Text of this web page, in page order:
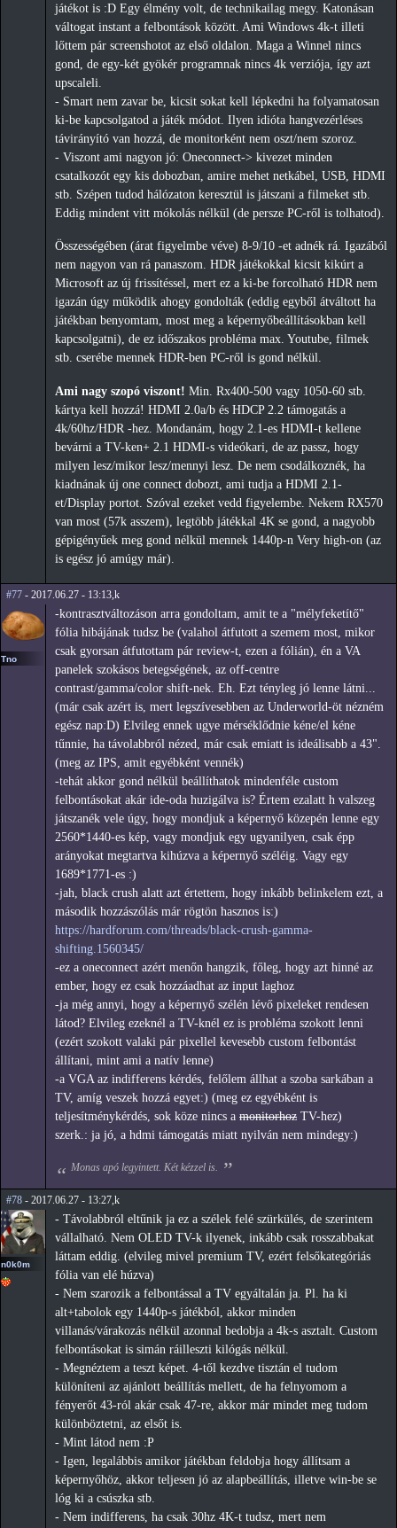
játékot is :D Egy élmény volt, de technikailag megy. Katonásan
váltogat instant a felbontások között. Ami Windows 4k-t illeti
lőttem pár screenshotot az első oldalon. Maga a Winnel nincs
gond, de egy-két gyökér programnak nincs 4k verziója, így azt
upscaleli.
- Smart nem zavar be, kicsit sokat kell lépkedni ha folyamatosan
ki-be kapcsolgatod a játék módot. Ilyen idióta hangvezérléses
távirányító van hozzá, de monitorként nem oszt/nem szoroz.
- Viszont ami nagyon jó: Oneconnect-> kivezet minden
csatalkozót egy kis dobozban, amire mehet netkábel, USB, HDMI
stb. Szépen tudod hálózaton keresztül is játszani a filmeket stb.
Eddig mindent vitt mókolás nélkül (de persze PC-ről is tolhatod).
Összességében (árat figyelmbe véve) 8-9/10 -et adnék rá. Igazából
nem nagyon van rá panaszom. HDR játékokkal kicsit kikúrt a
Microsoft az új frissítéssel, mert ez a ki-be forcolható HDR nem
igazán úgy működik ahogy gondolták (eddig egyből átváltott ha
játékban benyomtam, most meg a képernyőbeállításokban kell
kapcsolgatni), de ez időszakos probléma max. Youtube, filmek
stb. cserébe mennek HDR-ben PC-ről is gond nélkül.
Ami nagy szopó viszont! Min. Rx400-500 vagy 1050-60 stb.
kártya kell hozzá! HDMI 2.0a/b és HDCP 2.2 támogatás a
4k/60hz/HDR -hez. Mondanám, hogy 2.1-es HDMI-t kellene
bevárni a TV-ken+ 2.1 HDMI-s videókari, de az passz, hogy
milyen lesz/mikor lesz/mennyi lesz. De nem csodálkoznék, ha
kiadnának új one connect dobozt, ami tudja a HDMI 2.1-
et/Display portot. Szóval ezeket vedd figyelembe. Nekem RX570
van most (57k asszem), legtöbb játékkal 4K se gond, a nagyobb
gépigényűek meg gond nélkül mennek 1440p-n Very high-on (az
is egész jó amúgy már).
#77 - 2017.06.27 - 13:13,k
Tno
-kontrasztváltozáson arra gondoltam, amit te a "mélyfeketítő"
fólia hibájának tudsz be (valahol átfutott a szemem most, mikor
csak gyorsan átfutottam pár review-t, ezen a fólián), én a VA
panelek szokásos betegségének, az off-centre
contrast/gamma/color shift-nek. Eh. Ezt tényleg jó lenne látni...
(már csak azért is, mert legszívesebben az Underworld-öt nézném
egész nap:D) Elvileg ennek ugye mérséklődnie kéne/el kéne
tűnnie, ha távolabbról nézed, már csak emiatt is ideálisabb a 43".
(meg az IPS, amit egyébként vennék)
-tehát akkor gond nélkül beállíthatok mindenféle custom
felbontásokat akár ide-oda huzigálva is? Értem ezalatt h valszeg
játszanék vele úgy, hogy mondjuk a képernyő közepén lenne egy
2560*1440-es kép, vagy mondjuk egy ugyanilyen, csak épp
arányokat megtartva kihúzva a képernyő széléig. Vagy egy
1689*1771-es :)
-jah, black crush alatt azt értettem, hogy inkább belinkelem ezt, a
második hozzászólás már rögtön hasznos is:)
https://hardforum.com/threads/black-crush-gamma-
shifting.1560345/
-ez a oneconnect azért menőn hangzik, főleg, hogy azt hinné az
ember, hogy ez csak hozzáadhat az input laghoz
-ja még annyi, hogy a képernyő szélén lévő pixeleket rendesen
látod? Elvileg ezeknél a TV-knél ez is probléma szokott lenni
(ezért szokott valaki pár pixellel kevesebb custom felbontást
állítani, mint ami a natív lenne)
-a VGA az indifferens kérdés, felőlem állhat a szoba sarkában a
TV, amíg veszek hozzá egyet:) (meg ez egyébként is
teljesítménykérdés, sok köze nincs a monitorhoz TV-hez)
szerk.: ja jó, a hdmi támogatás miatt nyilván nem mindegy:)
Monas apó legyintett. Két kézzel is.
#78 - 2017.06.27 - 13:27,k
n0k0m
- Távolabbról eltűnik ja ez a szélek felé szürkülés, de szerintem
vállalható. Nem OLED TV-k ilyenek, inkább csak rosszabbakat
láttam eddig. (elvileg mivel premium TV, ezért felsőkategóriás
fólia van elé húzva)
- Nem szarozik a felbontással a TV egyáltalán ja. Pl. ha ki
alt+tabolok egy 1440p-s játékból, akkor minden
villanás/várakozás nélkül azonnal bedobja a 4k-s asztalt. Custom
felbontásokat is simán ráilleszti kilógás nélkül.
- Megnéztem a teszt képet. 4-től kezdve tisztán el tudom
különíteni az ajánlott beállítás mellett, de ha felnyomom a
fényerőt 43-ról akár csak 47-re, akkor már mindet meg tudom
különböztetni, az elsőt is.
- Mint látod nem :P
- Igen, legalábbis amikor játékban feldobja hogy állítsam a
képernyőhöz, akkor teljesen jó az alapbeállítás, illetve win-be se
lóg ki a csúszka stb.
- Nem indifferens, ha csak 30hz 4K-t tudsz, mert nem